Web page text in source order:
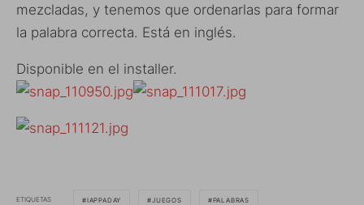
mezcladas, y tenemos que ordenarlas para formar
la palabra correcta. Está en inglés.
Disponible en el installer.
ETIQUETAS IAPPADAY JUEGOS PALABRAS